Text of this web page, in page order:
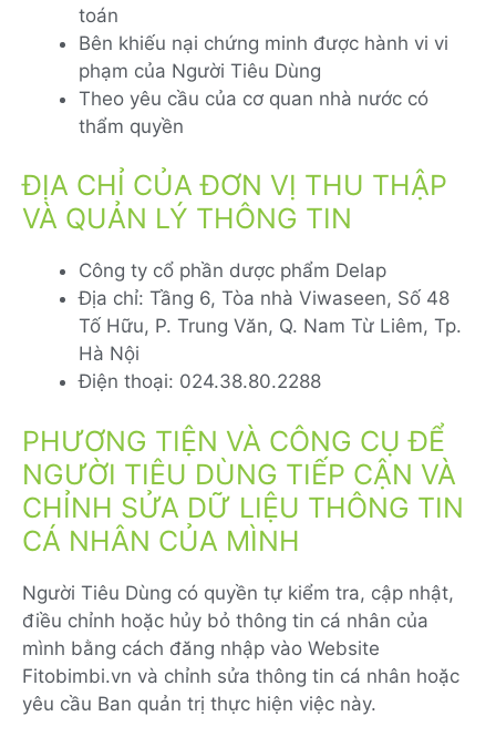
toán
Bên khiếu nại chứng minh được hành vi vi
phạm của Người Tiêu Dùng
Theo yêu cầu của cơ quan nhà nước có
thẩm quyền
ĐỊA CHỈ CỦA ĐƠN VỊ THU THẬP
VÀ QUẢN LÝ THÔNG TIN
Công ty cổ phần dược phẩm Delap
Địa chỉ: Tầng 6, Tòa nhà Viwaseen, Số 48
Tố Hữu, P. Trung Văn, Q. Nam Từ Liêm, Tp.
Hà Nội
Điện thoại: 024.38.80.2288
PHƯƠNG TIỆN VÀ CÔNG CỤ ĐỂ
NGƯỜI TIÊU DÙNG TIẾP CẬN VÀ
CHỈNH SỬA DỮ LIỆU THÔNG TIN
CÁ NHÂN CỦA MÌNH
Người Tiêu Dùng có quyền tự kiểm tra, cập nhật,
điều chỉnh hoặc hủy bỏ thông tin cá nhân của
mình bằng cách đăng nhập vào Website
Fitobimbi.vn và chỉnh sửa thông tin cá nhân hoặc
yêu cầu Ban quản trị thực hiện việc này.